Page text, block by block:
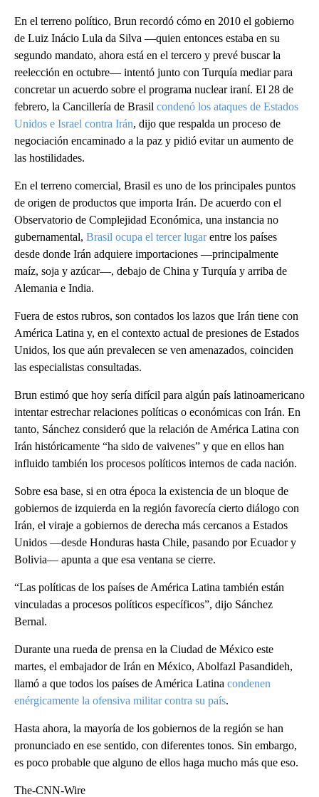
En el terreno político, Brun recordó cómo en 2010 el gobierno
de Luiz Inácio Lula da Silva —quien entonces estaba en su
segundo mandato, ahora está en el tercero y prevé buscar la
reelección en octubre— intentó junto con Turquía mediar para
concretar un acuerdo sobre el programa nuclear iraní. El 28 de
febrero, la Cancillería de Brasil condenó los ataques de Estados
Unidos e Israel contra Irán, dijo que respalda un proceso de
negociación encaminado a la paz y pidió evitar un aumento de
las hostilidades.
En el terreno comercial, Brasil es uno de los principales puntos
de origen de productos que importa Irán. De acuerdo con el
Observatorio de Complejidad Económica, una instancia no
gubernamental, Brasil ocupa el tercer lugarentre los países
desde donde Irán adquiere importaciones —principalmente
maíz, soja y azúcar—, debajo de China y Turquía y arriba de
Alemania e India.
Fuera de estos rubros, son contados los lazos que Irán tiene con
América Latina y, en el contexto actual de presiones de Estados
Unidos, los que aún prevalecen se ven amenazados, coinciden
las especialistas consultadas.
Brun estimó que hoy sería difícil para algún país latinoamericano
intentar estrechar relaciones políticas o económicas con Irán. En
tanto, Sánchez consideró que la relación de América Latina con
Irán históricamente “ha sido de vaivenes” y que en ellos han
influido también los procesos políticos internos de cada nación.
Sobre esa base, si en otra época la existencia de un bloque de
gobiernos de izquierda en la región favorecía cierto diálogo con
Irán, el viraje a gobiernos de derecha más cercanos a Estados
Unidos —desde Honduras hasta Chile, pasando por Ecuador y
Bolivia— apunta a que esa ventana se cierre.
“Las políticas de los países de América Latina también están
vinculadas a procesos políticos específicos”, dijo Sánchez
Bernal.
Durante una rueda de prensa en la Ciudad de México este
martes, el embajador de Irán en México, Abolfazl Pasandideh,
llamó a que todos los países de América Latina condenen
enérgicamente la ofensiva militar contra su país.
Hasta ahora, la mayoría de los gobiernos de la región se han
pronunciado en ese sentido, con diferentes tonos. Sin embargo,
es poco probable que alguno de ellos haga mucho más que eso.
The-CNN-Wire